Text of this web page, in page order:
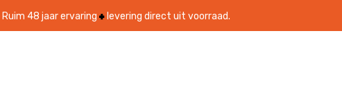
Ruim 48 jaar ervaring levering direct uit voorraad.